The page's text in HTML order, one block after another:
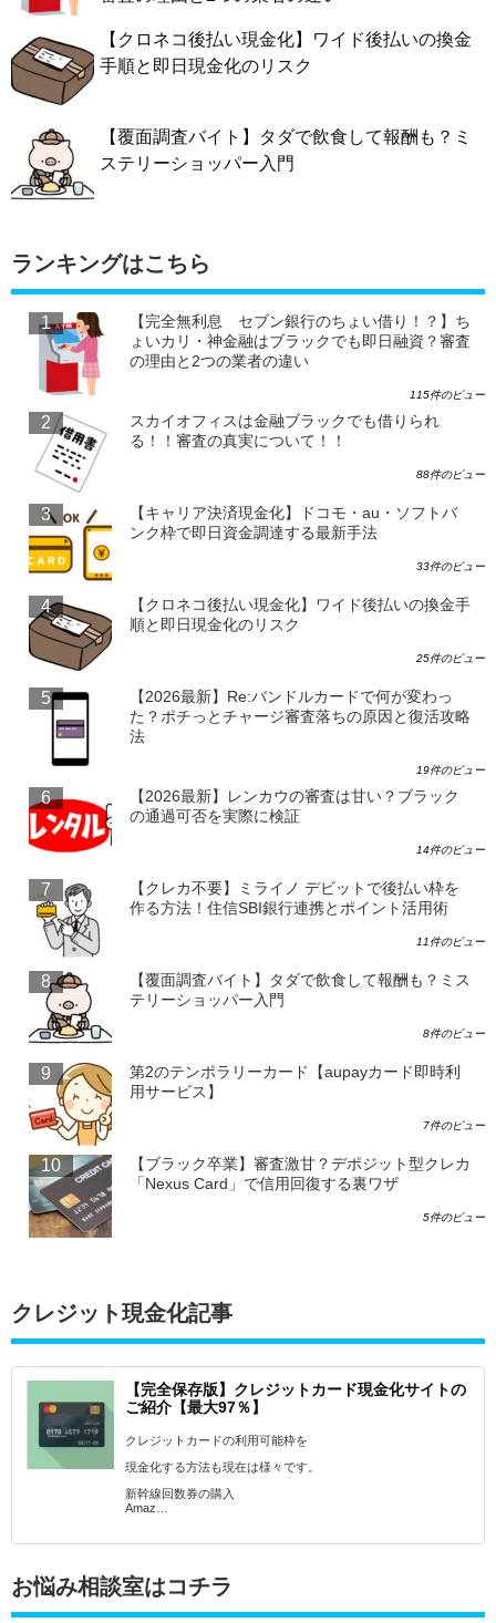
【クロネコ後払い現金化】ワイド後払いの換金
手順と即日現金化のリスク
【覆面調査バイト】タダで飲食して報酬も？ミ
ステリーショッパー入門
ランキングはこちら
【完全無利息 セブン銀行のちょい借り！？】ち
ょいカリ・神金融はブラックでも即日融資？審査
の理由と2つの業者の違い
115件のビュー
スカイオフィスは金融ブラックでも借りられ
る！！審査の真実について！！
88件のビュー
【キャリア決済現金化】ドコモ・au・ソフトバ
ンク枠で即日資金調達する最新手法
33件のビュー
【クロネコ後払い現金化】ワイド後払いの換金手
順と即日現金化のリスク
25件のビュー
【2026最新】Re:バンドルカードで何が変わっ
た？ポチっとチャージ審査落ちの原因と復活攻略
法
19件のビュー
【2026最新】レンカウの審査は甘い？ブラック
の通過可否を実際に検証
14件のビュー
【クレカ不要】ミライノ デビットで後払い枠を
作る方法！住信SBI銀行連携とポイント活用術
11件のビュー
【覆面調査バイト】タダで飲食して報酬も？ミス
テリーショッパー入門
8件のビュー
第2のテンポラリーカード【aupayカード即時利
用サービス】
7件のビュー
【ブラック卒業】審査激甘？デポジット型クレカ
「Nexus Card」で信用回復する裏ワザ
5件のビュー
クレジット現金化記事
【完全保存版】クレジットカード現金化サイトの
ご紹介【最大97％】
クレジットカードの利用可能枠を
現金化する方法も現在は様々です。
新幹線回数券の購入
Amaz…
お悩み相談室はコチラ